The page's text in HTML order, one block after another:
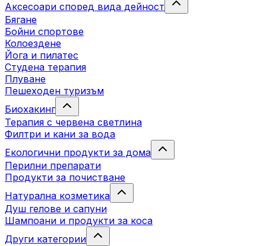
Аксесоари според вида дейност
Бягане
Бойни спортове
Колоездене
Йога и пилатес
Студена терапия
Плуване
Пешеходен туризъм
Биохакинг
Терапия с червена светлина
Филтри и кани за вода
Екологични продукти за дома
Перилни препарати
Продукти за почистване
Натурална козметика
Душ гелове и сапуни
Шампоани и продукти за коса
Други категории